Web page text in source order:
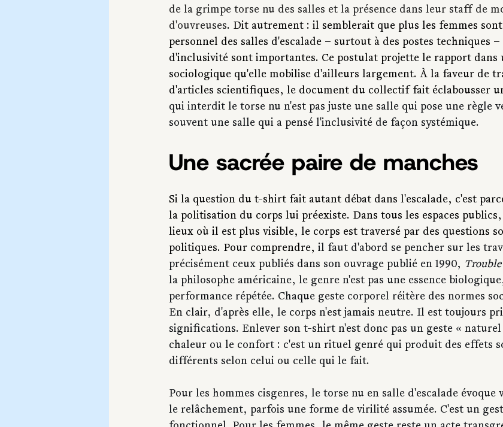
de la grimpe torse nu des salles et la présence dans leur staff de
d'ouvreuses. Dit autrement : il semblerait que plus les femmes
personnel des salles d'escalade – surtout à des postes techniques
d'inclusivité sont importantes. Ce postulat projette le rapport dans
sociologique qu'elle mobilise d'ailleurs largement. À la faveur de
d'articles scientifiques, le document du collectif fait éclabousser
qui interdit le torse nu n'est pas juste une salle qui pose une règle
souvent une salle qui a pensé l'inclusivité de façon systémique.
Une sacrée paire de manches
Si la question du t-shirt fait autant débat dans l'escalade, c'est
la politisation du corps lui préexiste. Dans tous les espaces
lieux où il est plus visible, le corps est traversé par des questions
politiques. Pour comprendre, il faut d'abord se pencher sur les
précisément ceux publiés dans son ouvrage publié en 1990, Trouble
la philosophe américaine, le genre n'est pas une essence
performance répétée. Chaque geste corporel réitère des normes
En clair, d'après elle, le corps n'est jamais neutre. Il est toujours
significations. Enlever son t-shirt n'est donc pas un geste «
chaleur ou le confort : c'est un rituel genré qui produit des effets
différents selon celui ou celle qui le fait.
Pour les hommes cisgenres, le torse nu en salle d'escalade
le relâchement, parfois une forme de virilité assumée. C'est un